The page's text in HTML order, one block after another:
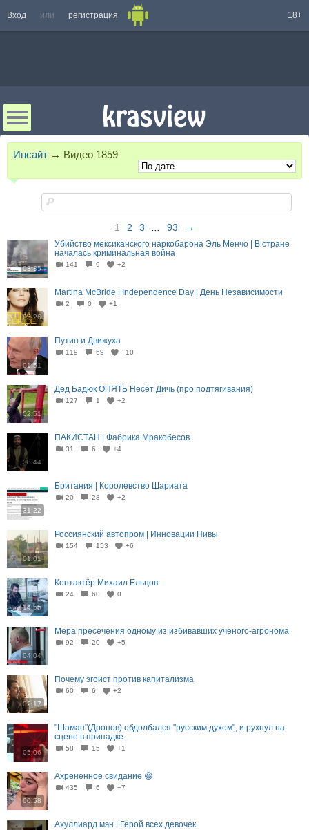
Вход или регистрация 18+
Инсайт → Видео 1859
1 2 3 93 →
03:35
Убийство мексиканского наркобарона Эль Менчо | В стране
началась криминальная война
141 9 +2
03:26
Martina McBride | Independence Day | День Независимости
2 0 +1
01:51
Путин и Движуха
119 69 −10
02:51
Дед Бадюк ОПЯТЬ Несёт Дичь (про подтягивания)
127 1 +2
38:44
ПАКИСТАН | Фабрика Мракобесов
31 6 +4
31:22
Британия | Королевство Шариата
20 28 +2
01:01
Россиянский автопром | Инновации Нивы
154 153 +6
14:55
Контактёр Михаил Ельцов
24 60 0
04:04
Мера пресечения одному из избивавших учёного-агронома
92 20 +5
02:17
Почему эгоист против капитализма
60 6 +2
05:06
"Шаман"(Дронов) обдолбался "русским духом", и рухнул на
сцене в припадке..
58 15 +1
00:58
Ахрененное свидание 😆
435 6 −7
Ахуллиард мэн | Герой всех девочек